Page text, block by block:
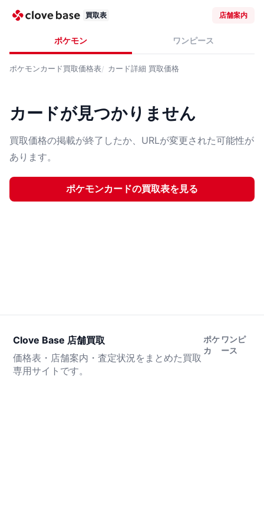
買取表 店舗案内
ポケモン ワンピース
ポケモンカード買取価格表 カード詳細 買取価格
カードが見つかりません
買取価格の掲載が終了したか、URLが変更された可能性が
あります。
ポケモンカードの買取表を見る
Clove Base 店舗買取
価格表・店舗案内・査定状況をまとめた買取
専用サイトです。
ポケ
カ
ワンピ
ース